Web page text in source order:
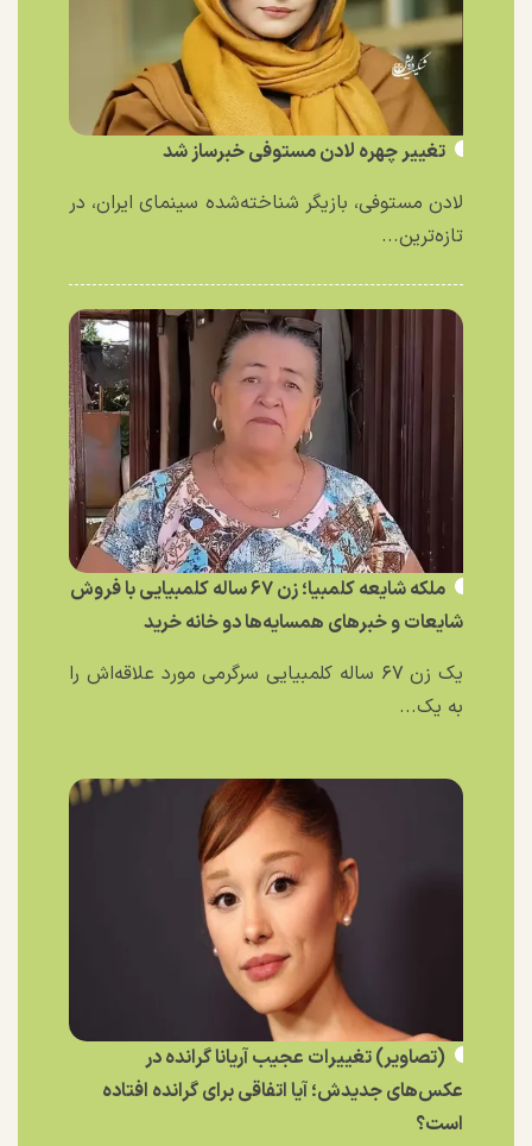
تغییر چهره لادن مستوفی خبرساز شد
لادن مستوفی، بازیگر شناخته‌شده سینمای ایران، در
تازه‌ترین...
ملکه شایعه کلمبیا؛ زن ۶۷ ساله کلمبیایی با فروش
شایعات و خبر‌های همسایه‌ها دو خانه خرید
یک زن ۶۷ ساله کلمبیایی سرگرمی مورد علاقه‌اش را
به یک...
(تصاویر) تغییرات عجیب آریانا گرانده در
عکس‌های جدیدش؛ آیا اتفاقی برای گرانده افتاده
است؟